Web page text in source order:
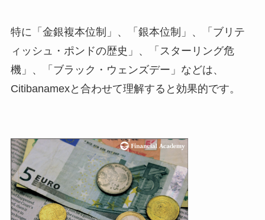
特に「金銀複本位制」、「銀本位制」、「ブリテ
ィッシュ・ポンドの歴史」、「スターリング危
機」、「ブラック・ウェンズデー」などは、
Citibanamexと合わせて理解すると効果的です。